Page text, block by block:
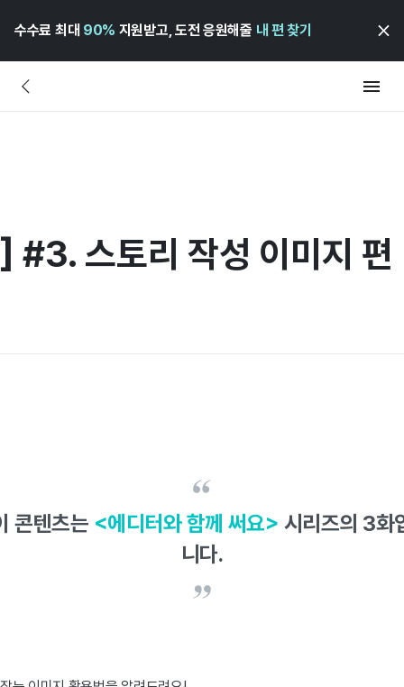
수수료 최대 90% 지원받고, 도전 응원해줄 내 편 찾기
#3. 스토리 작성 이미지 편
콘텐츠는 <에디터와 함께 써요> 시리즈의 3화
니다.